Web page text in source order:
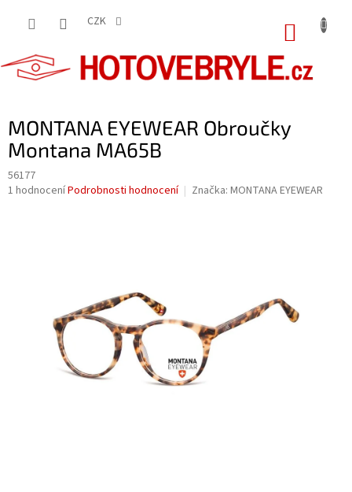
CZK
MONTANA EYEWEAR Obroučky
Montana MA65B
56177
Průměrné
1 hodnoceníPodrobnosti hodnocení Značka: MONTANA EYEWEAR